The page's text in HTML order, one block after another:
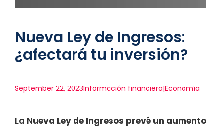
Nueva Ley de Ingresos:
¿afectará tu inversión?
September 22, 2023Información financiera|Economía
La Nueva Ley de Ingresos prevé un aumento